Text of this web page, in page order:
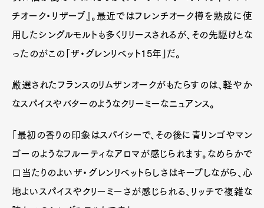
チオーク・リザーブ』。最近ではフレンチオーク樽を熟成に使
用したシングルモルトも多くリリースされるが、その先駆けとな
ったのがこの「ザ・グレンリベット15年」だ。
厳選されたフランスのリムザンオークがもたらすのは、軽やか
なスパイスやバターのようなクリーミーなニュアンス。
「最初の香りの印象はスパイシーで、その後に青リンゴやマン
ゴーのようなフルーティなアロマが感じられます。なめらかで
口当たりのよいザ・グレンリベットらしさはキープしながら、心
地よいスパイスやクリーミーさが感じられる、リッチで複雑な